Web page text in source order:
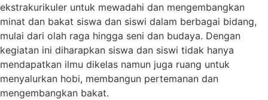
ekstrakurikuler untuk mewadahi dan mengembangkan
minat dan bakat siswa dan siswi dalam berbagai bidang,
mulai dari olah raga hingga seni dan budaya. Dengan
kegiatan ini diharapkan siswa dan siswi tidak hanya
mendapatkan ilmu dikelas namun juga ruang untuk
menyalurkan hobi, membangun pertemanan dan
mengembangkan bakat.